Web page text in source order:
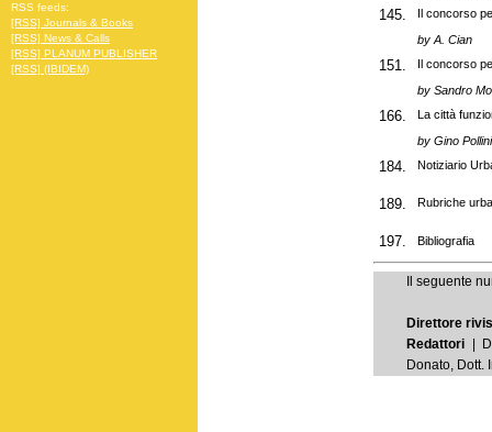
145.
Il concorso
by A. Cian
151.
Il concorso
by Sandro
166.
La città
by Gino Pollini
184. Notiziario
189. Rubriche
197. Bibliografia
Il seguente
Direttore
Redattori |
Donato, Dott.
RSS feeds:
[RSS] Journals & Books
[RSS] News & Calls
[RSS] PLANUM PUBLISHER
[RSS] (IBIDEM)